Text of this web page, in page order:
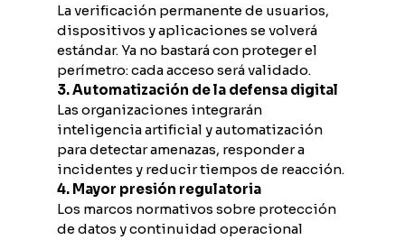
La verificación permanente de usuarios,
dispositivos y aplicaciones se volverá
estándar. Ya no bastará con proteger el
perímetro: cada acceso será validado.
3. Automatización de la defensa digital
Las organizaciones integrarán
inteligencia artificial y automatización
para detectar amenazas, responder a
incidentes y reducir tiempos de reacción.
4. Mayor presión regulatoria
Los marcos normativos sobre protección
de datos y continuidad operacional